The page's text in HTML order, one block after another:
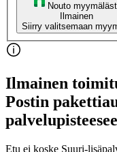
Nouto
Ilmainen
Siirry valitsemaan
Ilmainen
Postin
Etu ei koske